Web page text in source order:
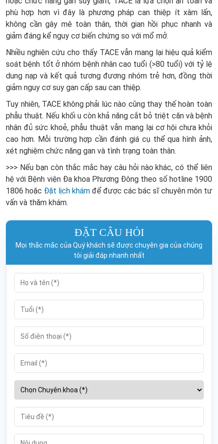
phù hợp hơn vì đây là phương pháp can thiệp ít xâm lấn,
không cần gây mê toàn thân, thời gian hồi phục nhanh và
giảm đáng kể nguy cơ biến chứng so với mổ mở.
Nhiều nghiên cứu cho thấy TACE vẫn mang lại hiệu quả kiểm
soát bệnh tốt ở nhóm bệnh nhân cao tuổi (>80 tuổi) với tỷ lệ
dung nạp và kết quả tương đương nhóm trẻ hơn, đồng thời
giảm nguy cơ suy gan cấp sau can thiệp.
Tuy nhiên, TACE không phải lúc nào cũng thay thế hoàn toàn
phẫu thuật. Nếu khối u còn khả năng cắt bỏ triệt căn và bệnh
nhân đủ sức khoẻ, phẫu thuật vẫn mang lại cơ hội chưa khỏi
cao hơn. Mỗi trường hợp cần đánh giá cụ thể qua hình ảnh,
xét nghiệm chức năng gan và tình trạng toàn thân.
>>> Nếu bạn còn thắc mắc hay câu hỏi nào khác, có thể liên
hệ với Bệnh viện Đa khoa Phương Đông theo số hotline 1900
1806 hoặc Đặt lịch khám để được các bác sĩ chuyên môn tư
vấn và thăm khám.
ĐẶT CÂU HỎI
Mọi thắc mắc của Quý khách sẽ được chuyên gia của chúng
tôi giải đáp nhanh nhất